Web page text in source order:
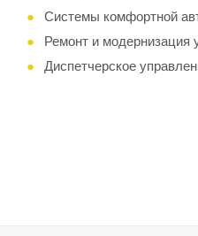
Системы комфортной
Ремонт и модернизация
Диспетчерское